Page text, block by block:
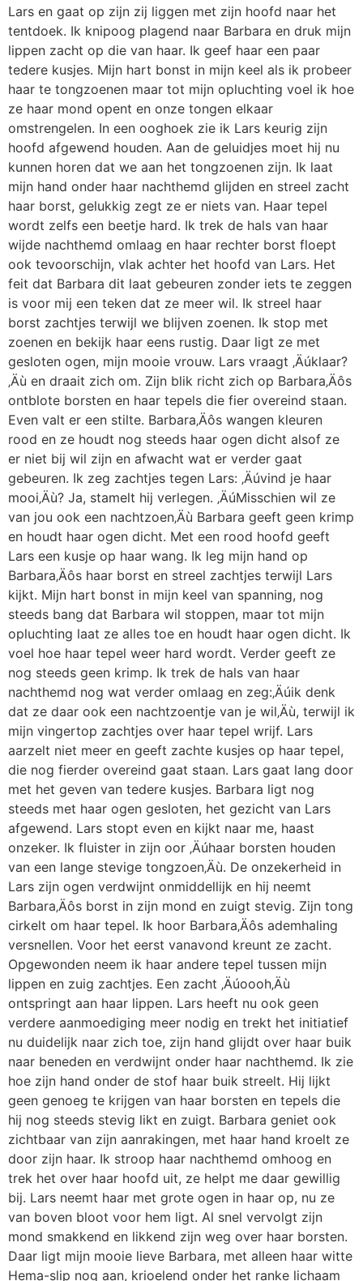
Lars en gaat op zijn zij liggen met zijn hoofd naar het
tentdoek. Ik knipoog plagend naar Barbara en druk mijn
lippen zacht op die van haar. Ik geef haar een paar
tedere kusjes. Mijn hart bonst in mijn keel als ik probeer
haar te tongzoenen maar tot mijn opluchting voel ik hoe
ze haar mond opent en onze tongen elkaar
omstrengelen. In een ooghoek zie ik Lars keurig zijn
hoofd afgewend houden. Aan de geluidjes moet hij nu
kunnen horen dat we aan het tongzoenen zijn. Ik laat
mijn hand onder haar nachthemd glijden en streel zacht
haar borst, gelukkig zegt ze er niets van. Haar tepel
wordt zelfs een beetje hard. Ik trek de hals van haar
wijde nachthemd omlaag en haar rechter borst floept
ook tevoorschijn, vlak achter het hoofd van Lars. Het
feit dat Barbara dit laat gebeuren zonder iets te zeggen
is voor mij een teken dat ze meer wil. Ik streel haar
borst zachtjes terwijl we blijven zoenen. Ik stop met
zoenen en bekijk haar eens rustig. Daar ligt ze met
gesloten ogen, mijn mooie vrouw. Lars vraagt ‚Äúklaar?
‚Äù en draait zich om. Zijn blik richt zich op Barbara‚Äôs
ontblote borsten en haar tepels die fier overeind staan.
Even valt er een stilte. Barbara‚Äôs wangen kleuren
rood en ze houdt nog steeds haar ogen dicht alsof ze
er niet bij wil zijn en afwacht wat er verder gaat
gebeuren. Ik zeg zachtjes tegen Lars: ‚Äúvind je haar
mooi‚Äù? Ja, stamelt hij verlegen. ‚ÄúMisschien wil ze
van jou ook een nachtzoen‚Äù Barbara geeft geen krimp
en houdt haar ogen dicht. Met een rood hoofd geeft
Lars een kusje op haar wang. Ik leg mijn hand op
Barbara‚Äôs haar borst en streel zachtjes terwijl Lars
kijkt. Mijn hart bonst in mijn keel van spanning, nog
steeds bang dat Barbara wil stoppen, maar tot mijn
opluchting laat ze alles toe en houdt haar ogen dicht. Ik
voel hoe haar tepel weer hard wordt. Verder geeft ze
nog steeds geen krimp. Ik trek de hals van haar
nachthemd nog wat verder omlaag en zeg:‚Äúik denk
dat ze daar ook een nachtzoentje van je wil‚Äù, terwijl ik
mijn vingertop zachtjes over haar tepel wrijf. Lars
aarzelt niet meer en geeft zachte kusjes op haar tepel,
die nog fierder overeind gaat staan. Lars gaat lang door
met het geven van tedere kusjes. Barbara ligt nog
steeds met haar ogen gesloten, het gezicht van Lars
afgewend. Lars stopt even en kijkt naar me, haast
onzeker. Ik fluister in zijn oor ‚Äúhaar borsten houden
van een lange stevige tongzoen‚Äù. De onzekerheid in
Lars zijn ogen verdwijnt onmiddellijk en hij neemt
Barbara‚Äôs borst in zijn mond en zuigt stevig. Zijn tong
cirkelt om haar tepel. Ik hoor Barbara‚Äôs ademhaling
versnellen. Voor het eerst vanavond kreunt ze zacht.
Opgewonden neem ik haar andere tepel tussen mijn
lippen en zuig zachtjes. Een zacht ‚Äúoooh‚Äù
ontspringt aan haar lippen. Lars heeft nu ook geen
verdere aanmoediging meer nodig en trekt het initiatief
nu duidelijk naar zich toe, zijn hand glijdt over haar buik
naar beneden en verdwijnt onder haar nachthemd. Ik zie
hoe zijn hand onder de stof haar buik streelt. Hij lijkt
geen genoeg te krijgen van haar borsten en tepels die
hij nog steeds stevig likt en zuigt. Barbara geniet ook
zichtbaar van zijn aanrakingen, met haar hand kroelt ze
door zijn haar. Ik stroop haar nachthemd omhoog en
trek het over haar hoofd uit, ze helpt me daar gewillig
bij. Lars neemt haar met grote ogen in haar op, nu ze
van boven bloot voor hem ligt. Al snel vervolgt zijn
mond smakkend en likkend zijn weg over haar borsten.
Daar ligt mijn mooie lieve Barbara, met alleen haar witte
Hema-slip nog aan, krioelend onder het ranke lichaam